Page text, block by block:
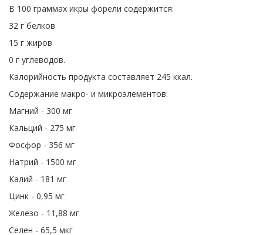
В 100 граммах икры форели содержится:
32 г белков
15 г жиров
0 г углеводов.
Калорийность продукта составляет 245 ккал.
Содержание макро- и микроэлементов:
Магний - 300 мг
Кальций - 275 мг
Фосфор - 356 мг
Натрий - 1500 мг
Калий - 181 мг
Цинк - 0,95 мг
Железо - 11,88 мг
Селен - 65,5 мкг